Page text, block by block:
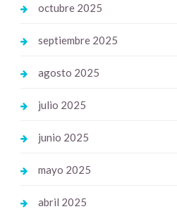
octubre 2025
septiembre 2025
agosto 2025
julio 2025
junio 2025
mayo 2025
abril 2025